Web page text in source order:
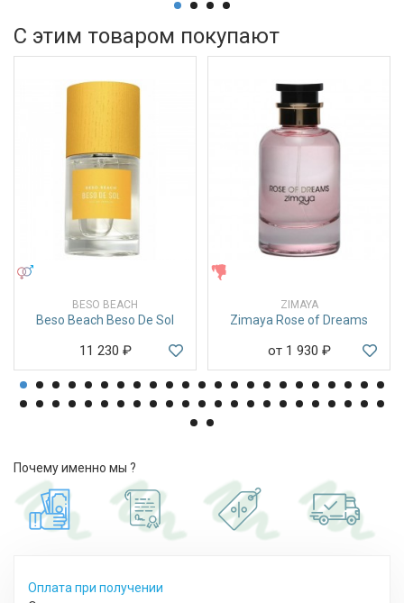
С этим товаром покупают
BESO BEACH
Beso Beach Beso De Sol
11 230 ₽
ZIMAYA
Zimaya Rose of Dreams
от 1 930 ₽
Почему именно мы ?
Оплата при получении